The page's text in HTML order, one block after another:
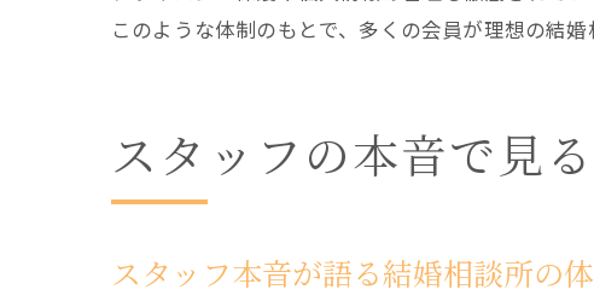
このような体制のもとで、多くの会員が理想の結婚
スタッフの本音で見
スタッフ本音が語る結婚相談所の